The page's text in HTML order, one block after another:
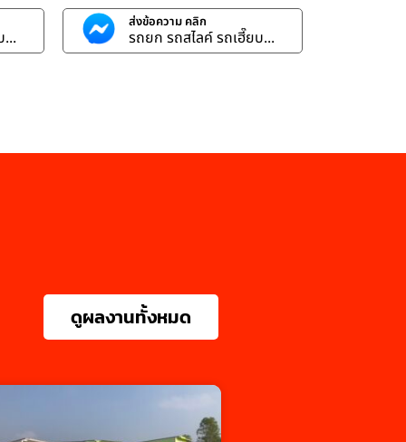
ส่งข้อความ คลิก
รถยก รถสไลค์ รถเฮี๊ยบ...
ดูผลงานทั้งหมด